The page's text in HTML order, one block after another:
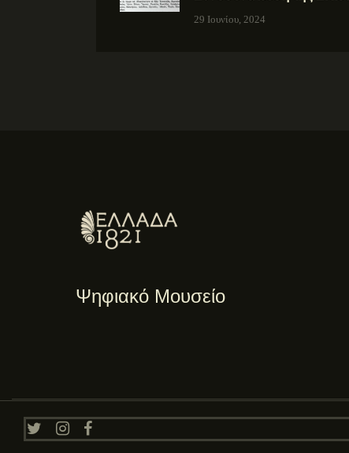
29 Ιουνίου, 2024
Ψηφιακό Μουσείο